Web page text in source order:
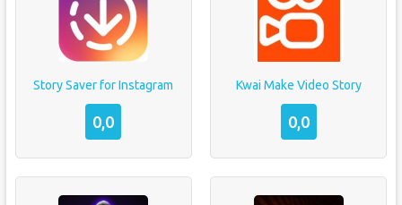
Story Saver for Instagram
0,0
Kwai Make Video Story
0,0